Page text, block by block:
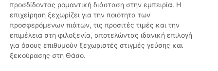
προσδίδοντας ρομαντική διάσταση στην εμπειρία. Η
επιχείρηση ξεχωρίζει για την ποιότητα των
προσφερόμενων πιάτων, τις προσιτές τιμές και την
επιμέλεια στη φιλοξενία, αποτελώντας ιδανική επιλογή
για όσους επιθυμούν ξεχωριστές στιγμές γεύσης και
ξεκούρασης στη Θάσο.